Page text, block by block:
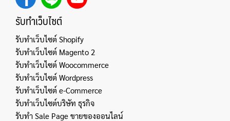
รับทำเว็บไซต์
รับทำเว็บไซต์ Shopify
รับทำเว็บไซต์ Magento 2
รับทำเว็บไซต์ Woocommerce
รับทำเว็บไซต์ Wordpress
รับทำเว็บไซต์ e-Commerce
รับทำเว็บไซต์บริษัท ธุรกิจ
รับทำ Sale Page ขายของออนไลน์